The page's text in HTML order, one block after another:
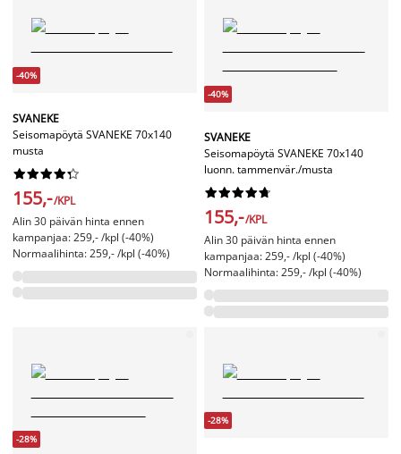
-40%
SVANEKE
Seisomapöytä SVANEKE 70x140
musta






155,-/KPL
Alin 30 päivän hinta ennen
kampanjaa: 259,- /kpl (-40%)
Normaalihinta: 259,- /kpl (-40%)
-40%
SVANEKE
Seisomapöytä SVANEKE 70x140
luonn. tammenvär./musta






155,-/KPL
Alin 30 päivän hinta ennen
kampanjaa: 259,- /kpl (-40%)
Normaalihinta: 259,- /kpl (-40%)
-28%
-28%